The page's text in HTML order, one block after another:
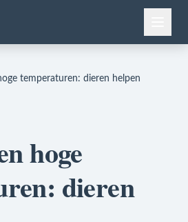
temperaturen: dieren helpen
hoge
dieren